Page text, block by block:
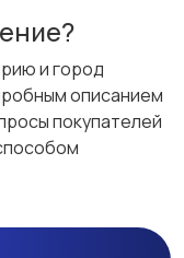
и город
описанием
покупателей